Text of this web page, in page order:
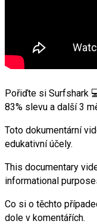
Pořiďte si Surfshark
83% slevu a další 3
Toto dokumentární
edukativní účely.
This documentary
informational
Co si o těchto
dole v komentářích.